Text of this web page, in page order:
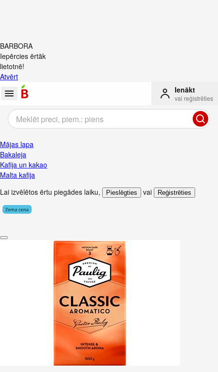
BARBORA
Iepērcies ērtāk
lietotnē!
Atvērt
Ienākt
vai reģistrēties
Mājas lapa
Bakaleja
Kafija un kakao
Malta kafija
Lai izvēlētos ērtu piegādes laiku, Pieslēgties vai Reģistrēties